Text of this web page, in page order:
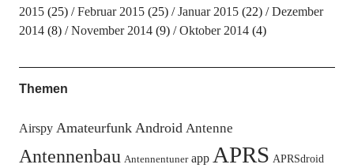
2015(25) Februar 2015(25) Januar 2015(22)
Dezember
2014(8) November 2014(9) Oktober 2014(4)
Themen
Airspy Amateurfunk Android Antenne
Antennenbau Antennentuner app APRS APRSdroid